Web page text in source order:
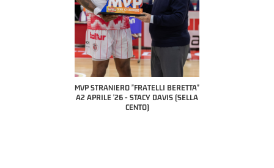
MVP "FRATELLI BERETTA" SAMUEL
DILAS B NAZIONALE APRILE '26 -
MARCO RESTELLI (TAV TREVIGLIO